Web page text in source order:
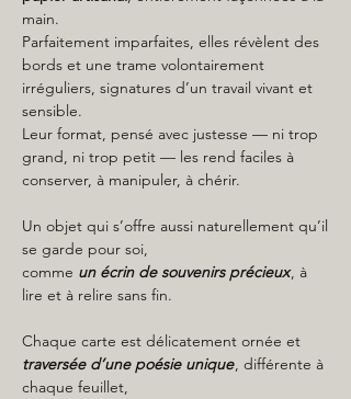
main.
Parfaitement imparfaites, elles révèlent des
bords et une trame volontairement
irréguliers, signatures d’un travail vivant et
sensible.
Leur format, pensé avec justesse — ni trop
grand, ni trop petit — les rend faciles à
conserver, à manipuler, à chérir.
Un objet qui s’offre aussi naturellement qu’il
se garde pour soi,
comme un écrin de souvenirs précieux, à
lire et à relire sans fin.
Chaque carte est délicatement ornée et
traversée d’une poésie unique, différente à
chaque feuillet,